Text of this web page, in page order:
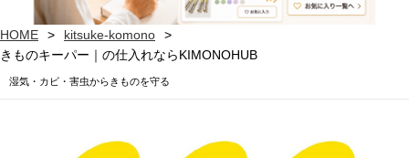
HOME
kitsuke-komono
きものキーパー｜の仕入れならKIMONOHUB
湿気・カビ・害虫からきものを守る